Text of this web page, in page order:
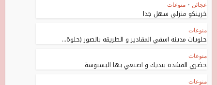
عجائن • منوعات
خرينكو منزلي سهل جدا
منوعات
حلويات مدينة اسفي المقادير و الطريقة بالصور (حلوة...
منوعات
حضري القشدة بيديك و اصنعي بها البسبوسة
منوعات